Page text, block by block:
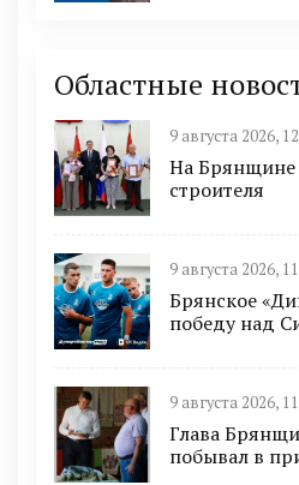
Областные
9 августа 2026,
На Брянщине
строителя
9 августа 2026,
Брянское
победу над
9 августа 2026,
Глава
побывал в